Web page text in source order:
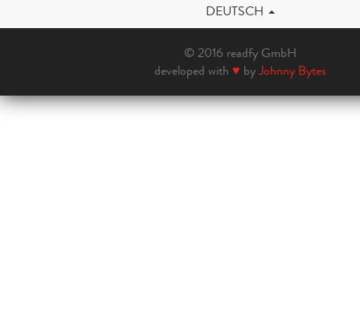
DEUTSCH
© 2016 readfy GmbH
developed with ♥ byJohnny Bytes